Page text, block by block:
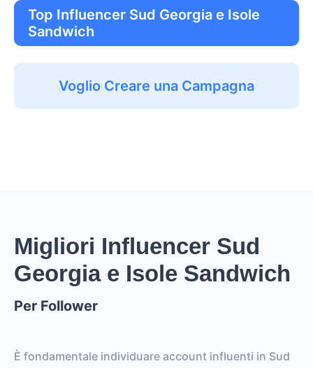
Top Influencer Sud Georgia e Isole
Sandwich
Voglio Creare una Campagna
Migliori Influencer Sud
Georgia e Isole Sandwich
Per Follower
È fondamentale individuare account influenti in Sud